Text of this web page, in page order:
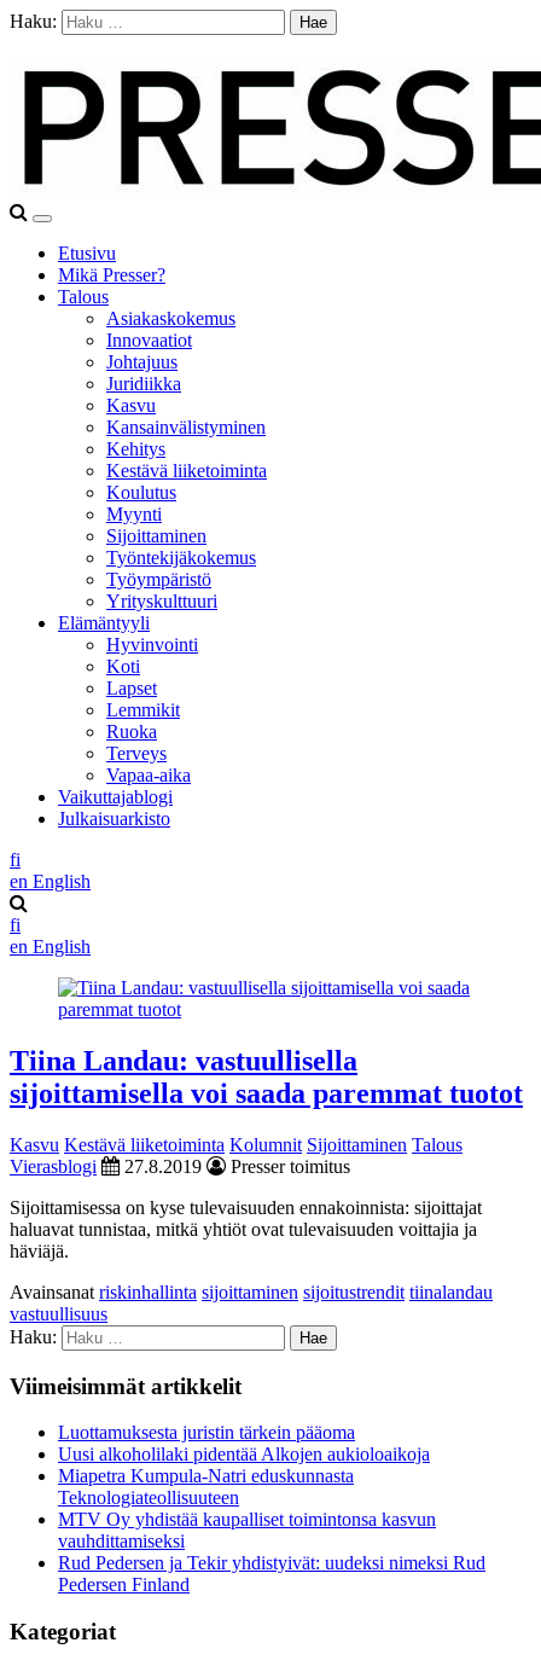
Haku:
Etusivu
Mikä Presser?
Talous
Asiakaskokemus
Innovaatiot
Johtajuus
Juridiikka
Kasvu
Kansainvälistyminen
Kehitys
Kestävä liiketoiminta
Koulutus
Myynti
Sijoittaminen
Työntekijäkokemus
Työympäristö
Yrityskulttuuri
Elämäntyyli
Hyvinvointi
Koti
Lapset
Lemmikit
Ruoka
Terveys
Vapaa-aika
Vaikuttajablogi
Julkaisuarkisto
fi
en English
fi
en English
Tiina Landau: vastuullisella
sijoittamisella voi saada paremmat tuotot
Kasvu Kestävä liiketoiminta Kolumnit Sijoittaminen Talous
Vierasblogi
27.8.2019
Presser toimitus
Sijoittamisessa on kyse tulevaisuuden ennakoinnista: sijoittajat
haluavat tunnistaa, mitkä yhtiöt ovat tulevaisuuden voittajia ja
häviäjä.
Avainsanat riskinhallinta sijoittaminen sijoitustrendit tiinalandau
vastuullisuus
Haku:
Viimeisimmät artikkelit
Luottamuksesta juristin tärkein pääoma
Uusi alkoholilaki pidentää Alkojen aukioloaikoja
Miapetra Kumpula-Natri eduskunnasta
Teknologiateollisuuteen
MTV Oy yhdistää kaupalliset toimintonsa kasvun
vauhdittamiseksi
Rud Pedersen ja Tekir yhdistyivät: uudeksi nimeksi Rud
Pedersen Finland
Kategoriat